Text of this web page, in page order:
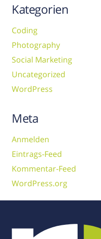
Kategorien
Coding
Photography
Social Marketing
Uncategorized
WordPress
Meta
Anmelden
Eintrags-Feed
Kommentar-Feed
WordPress.org